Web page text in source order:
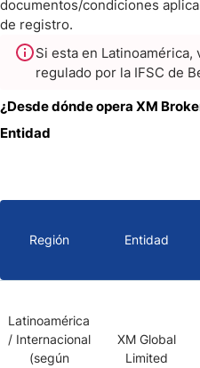
documentos/condiciones
de registro.
Si esta en Latinoamérica,
regulado por la IFSC de
¿Desde dónde opera XM
Entidad
Región Entidad
Latinoamérica
/ Internacional
(según
XM Global
Limited